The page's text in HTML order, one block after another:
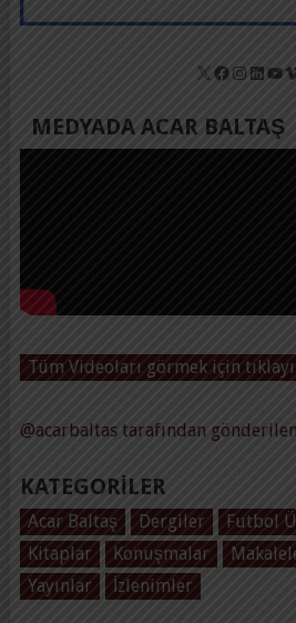
X Facebook
MEDYADA ACAR BALTAŞ
Tüm Videoları görmek için
@acarbaltas tarafından
KATEGORILER
Acar Baltaş Dergiler Futbol
Kitaplar
Konuşmalar
Yayınlar
İzlenimler